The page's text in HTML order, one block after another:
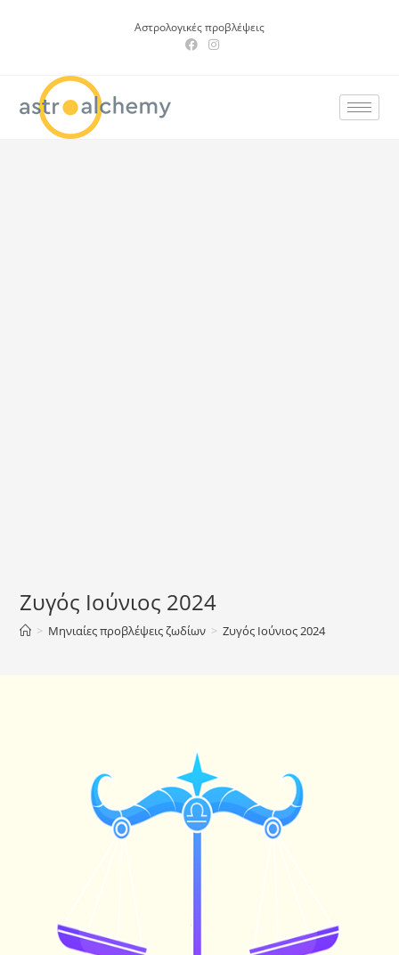
Αστρολογικές προβλέψεις
Ζυγός Ιούνιος 2024
> Μηνιαίες προβλέψεις ζωδίων > Ζυγός Ιούνιος 2024